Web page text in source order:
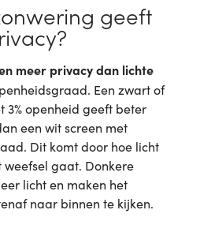
geeft
meer privacy dan lichte
Een zwart of
3% openheid geeft beter
een wit screen met
Dit komt door hoe licht
gaat. Donkere
licht en maken het
naar binnen te kijken.